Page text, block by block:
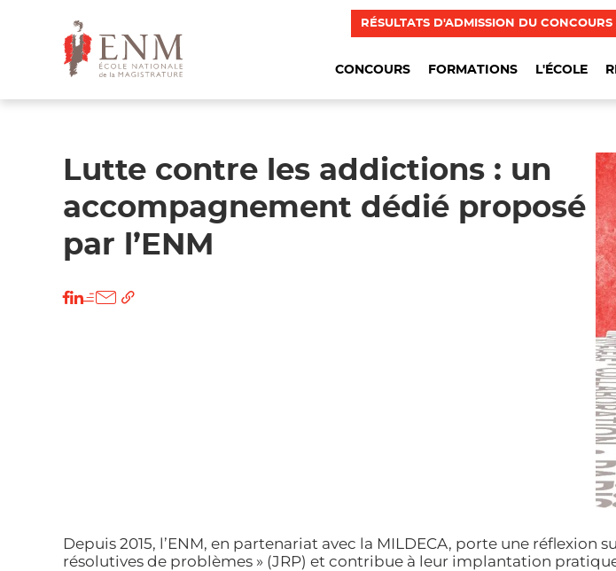
RÉSULTATS D'ADMISSION DU
CONCOURS FORMATIONS L'ÉCOLE
Lutte contre les addictions : un
accompagnement dédié proposé
par l’ENM
Depuis 2015, l’ENM, en partenariat avec la MILDECA, porte une
résolutives de problèmes » (JRP) et contribue à leur implantation